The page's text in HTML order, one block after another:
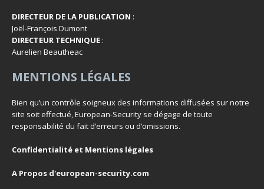
DIRECTEUR DE LA PUBLICATION :
Joël-François Dumont
DIRECTEUR TECHNIQUE :
Aurelien Beautheac
MENTIONS LÉGALES
Bien qu’un contrôle soigneux des informations diffusées sur notre
site soit effectué, European-Security se dégage de toute
responsabilité du fait d’erreurs ou d’omissions.
Confidentialité et Mentions légales
A Propos d'european-security.com